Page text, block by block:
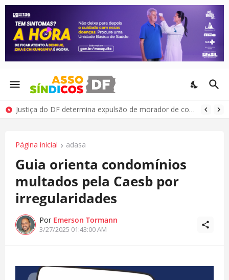
Justiça do DF determina expulsão de morador de condomínio por comportamento antissocial
Página inicial adasa
Guia orienta condomínios
multados pela Caesb por
irregularidades
Por Emerson Tormann
3/27/2025 01:43:00 AM